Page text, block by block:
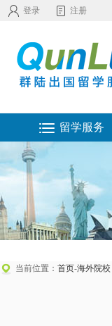
登录 注册
留学服务
当前位置： 首页-海外院校